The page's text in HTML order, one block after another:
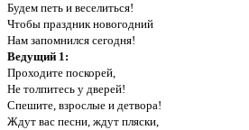
Будем петь и веселиться!
Чтобы праздник новогодний
Нам запомнился сегодня!
Ведущий 1:
Проходите поскорей,
Не толпитесь у дверей!
Спешите, взрослые и детвора!
Ждут вас песни, ждут пляски,